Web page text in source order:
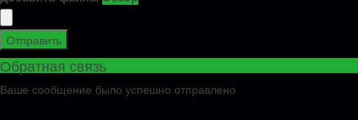
Отправить
Обратная связь
Ваше сообщение было успешно отправлено
приложений на 1С
Методология перехода
с нетиповой 1С
Бухгалтерии 2.0 на 1С
1С